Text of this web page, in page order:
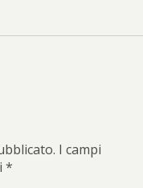
I campi
*